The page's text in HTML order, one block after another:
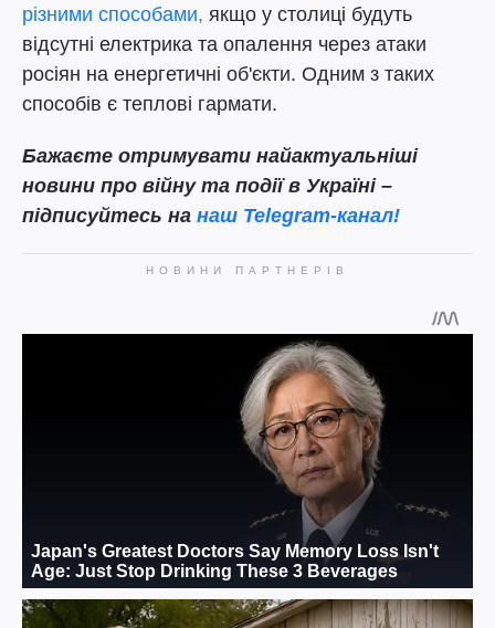
різними способами, якщо у столиці будуть
відсутні електрика та опалення через атаки
росіян на енергетичні об'єкти. Одним з таких
способів є теплові гармати.
Бажаєте отримувати найактуальніші
новини про війну та події в Україні –
підписуйтесь на наш Telegram-канал!